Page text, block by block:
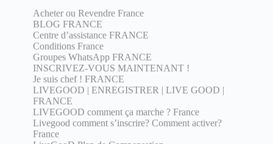
Acheter ou Revendre France
BLOG FRANCE
Centre d’assistance FRANCE
Conditions France
Groupes WhatsApp FRANCE
INSCRIVEZ-VOUS MAINTENANT !
Je suis chef ! FRANCE
LIVEGOOD | ENREGISTRER | LIVE GOOD |
FRANCE
LIVEGOOD comment ça marche ? France
Livegood comment s’inscrire? Comment activer?
France